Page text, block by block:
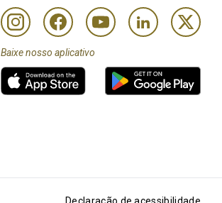
Baixe nosso aplicativo